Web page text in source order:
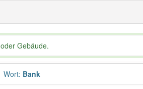
Gebäude.
Wort: Bank